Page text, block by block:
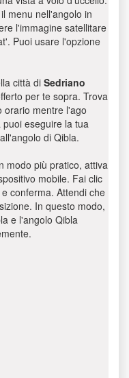
menu nell'angolo in
l'immagine satellitare
Puoi usare l'opzione
città di Sedriano
per te sopra. Trova
orario mentre l'ago
eseguire la tua
di Qibla.
modo più pratico, attiva
mobile. Fai clic
conferma. Attendi che
In questo modo,
e l'angolo Qibla